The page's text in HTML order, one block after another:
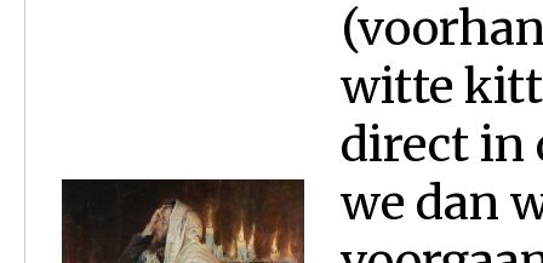
witte
direct in
we dan